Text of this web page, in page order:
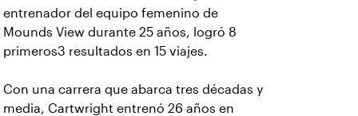
entrenador del equipo femenino de
Mounds View durante 25 años, logró 8
primeros3 resultados en 15 viajes.
Con una carrera que abarca tres décadas y
media, Cartwright entrenó 26 años en